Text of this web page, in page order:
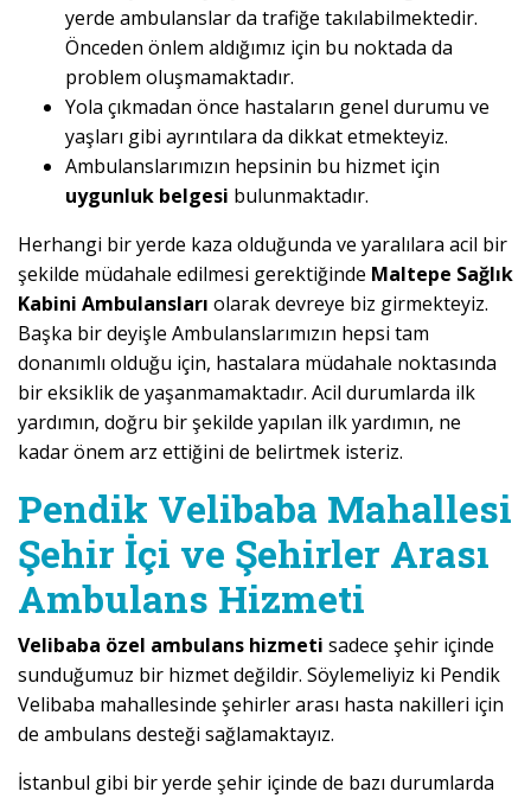
yerde ambulanslar da trafiğe takılabilmektedir.
Önceden önlem aldığımız için bu noktada da
problem oluşmamaktadır.
Yola çıkmadan önce hastaların genel durumu ve
yaşları gibi ayrıntılara da dikkat etmekteyiz.
Ambulanslarımızın hepsinin bu hizmet için
uygunluk belgesi bulunmaktadır.
Herhangi bir yerde kaza olduğunda ve yaralılara acil bir
şekilde müdahale edilmesi gerektiğinde Maltepe Sağlık
Kabini Ambulansları olarak devreye biz girmekteyiz.
Başka bir deyişle Ambulanslarımızın hepsi tam
donanımlı olduğu için, hastalara müdahale noktasında
bir eksiklik de yaşanmamaktadır. Acil durumlarda ilk
yardımın, doğru bir şekilde yapılan ilk yardımın, ne
kadar önem arz ettiğini de belirtmek isteriz.
Pendik Velibaba Mahallesi
Şehir İçi ve Şehirler Arası
Ambulans Hizmeti
Velibaba özel ambulans hizmeti sadece şehir içinde
sunduğumuz bir hizmet değildir. Söylemeliyiz ki Pendik
Velibaba mahallesinde şehirler arası hasta nakilleri için
de ambulans desteği sağlamaktayız.
İstanbul gibi bir yerde şehir içinde de bazı durumlarda